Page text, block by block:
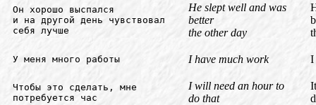
Он хорошо выспался
и на другой день чувствовал
себя лучше
He slept well and was
better
the other day
У меня много работы I have much work I
Чтобы это сделать, мне
потребуется час
I will need an hour to
do that